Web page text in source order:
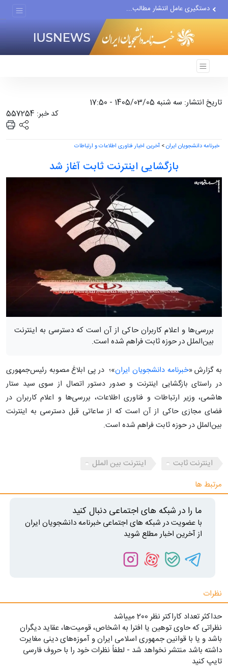
دستگیری عامل انتشار مطالب...
مواضع مزدوران سعودی را با...
ضربه مغزی بیش از ۷۰۰ نظامی...
تاریخ انتشار: سه شنبه 1405/03/05 - 17:50
کد خبر: 557254
خبرنامه دانشجویان ایران> آخرین اخبار فناوری اطلاعات و ارتباطات
بازگشایی اینترنت ثابت آغاز شد
بررسی‌ها و اعلام کاربران حاکی از آن است که دسترسی به اینترنت
بین‌الملل در حوزه ثابت فراهم شده است.
به گزارش «خبرنامه دانشجویان ایران»؛ در پی ابلاغ مصوبه رئیس‌جمهوری
در راستای بازگشایی اینترنت و صدور دستور اتصال از سوی سید ستار
هاشمی، وزیر ارتباطات و فناوری اطلاعات، بررسی‌ها و اعلام کاربران در
فضای مجازی حاکی از آن است که از ساعاتی قبل دسترسی به اینترنت
بین‌الملل در حوزه ثابت فراهم شده است.
اینترنت ثابت
اینترنت بین الملل
مرتبط ها
ما را در شبکه های اجتماعی دنبال کنید
با عضویت در شبکه های اجتماعی خبرنامه دانشجویان ایران
از آخرین اخبار مطلع شوید
نظرات
حداکثر تعداد کاراکتر نظر 200 ميياشد
نظراتی که حاوی توهین یا افترا به اشخاص، قومیت‌ها، عقاید دیگران
باشد و یا با قوانین جمهوری اسلامی ایران و آموزه‌های دینی مغایرت
داشته باشد منتشر نخواهد شد - لطفاً نظرات خود را با حروف فارسی
تایپ کنید